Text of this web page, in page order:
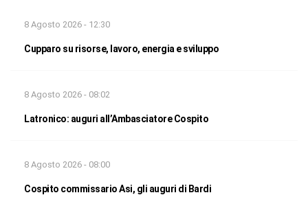
8 Agosto 2026 - 12:30
Cupparo su risorse, lavoro, energia e sviluppo
8 Agosto 2026 - 08:02
Latronico: auguri all’Ambasciatore Cospito
8 Agosto 2026 - 08:00
Cospito commissario Asi, gli auguri di Bardi